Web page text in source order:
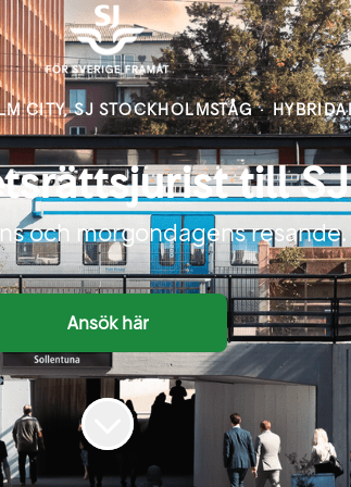
CITY, SJ STOCKHOLMSTÅG ·
till
och morgondagens
Ansök här